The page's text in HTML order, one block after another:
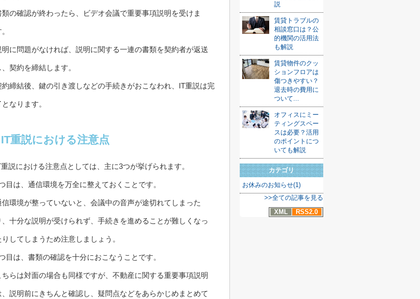
類の確認が終わったら、ビデオ会議で重要事項説明を受けま
明に問題がなければ、説明に関する一連の書類を契約者が返送
、契約を締結します。
約締結後、鍵の引き渡しなどの手続きがおこなわれ、IT重説は完
となります。
IT重説における注意点
重説における注意点としては、主に3つが挙げられます。
目は、通信環境を万全に整えておくことです。
信環境が整っていないと、会議中の音声が途切れてしまった
、十分な説明が受けられず、手続きを進めることが難しくなっ
りしてしまうため注意しましょう。
目は、書類の確認を十分におこなうことです。
ちらは対面の場合も同様ですが、不動産に関する重要事項説明
、説明前にきちんと確認し、疑問点などをあらかじめまとめて
説
賃貸トラブルの
相談窓口は？公
的機関の活用法
も解説
賃貸物件のクッ
ションフロアは
傷つきやすい？
退去時の費用に
ついて...
オフィスにミー
ティングスペー
スは必要？活用
のポイントにつ
いても解説
カテゴリ
お休みのお知らせ(1)
>>全ての記事を見る
XML
RSS2.0